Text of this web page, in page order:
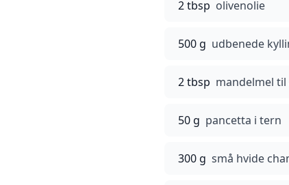
2 tbsp olivenolie
500 g udbenede
2 tbsp mandelmel
50 g pancetta i tern
300 g små hvide